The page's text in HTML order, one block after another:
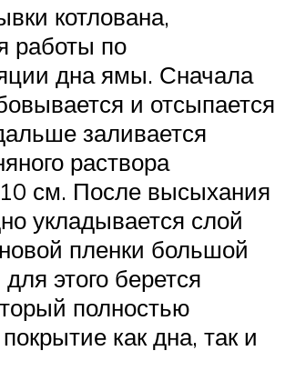
котлована,
работы по
дна ямы. Сначала
и отсыпается
заливается
раствора
см. После высыхания
укладывается слой
пленки большой
этого берется
полностью
как дна, так и